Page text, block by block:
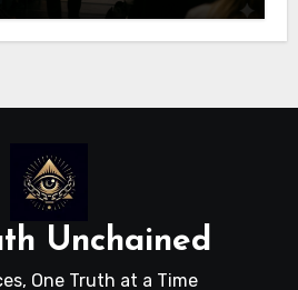
Unchained
One Truth at a Time